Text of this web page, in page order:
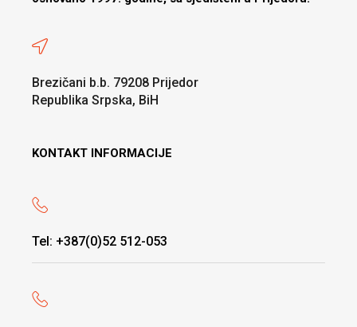
Brezičani b.b. 79208 Prijedor
Republika Srpska, BiH
KONTAKT INFORMACIJE
Tel: +387(0)52 512-053